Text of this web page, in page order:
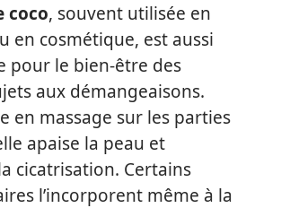
coco, souvent utilisée en
en cosmétique, est aussi
pour le bien-être des
aux démangeaisons.
en massage sur les parties
apaise la peau et
cicatrisation. Certains
l’incorporent même à la